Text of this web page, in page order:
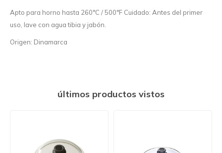
Apto para horno hasta 260°C / 500°F Cuidado: Antes del primer
uso, lave con agua tibia y jabón.
Origen: Dinamarca
últimos productos vistos